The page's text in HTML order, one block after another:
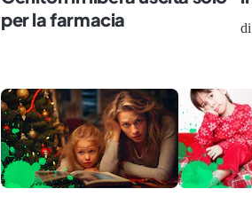
per la farmacia
di